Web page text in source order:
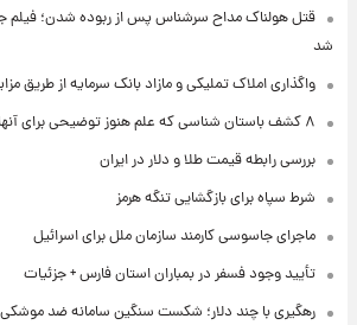
قتل هولناک مداح سرشناس پس از ربوده شدن؛ فیلم
شد
واگذاری املاک تملیکی و مازاد بانک سرمایه از طریق
۸ کشف باستان شناسی که علم هنوز توضیحی برای آنها ندارد+ تصاویر
بررسی رابطه قیمت طلا و دلار در ایران
شرط سپاه برای بازگشایی تنگه هرمز
ماجرای جاسوسی کارمند سازمان ملل برای اسرائیل
تأیید وجود فسفر در بمباران استان فارس + جزئیات
رهگیری با چند دلار؛ شکست سنگین سامانه ضد موشکی